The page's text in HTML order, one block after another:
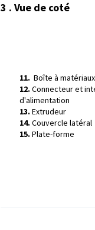
3 . Vue de coté
11. Boîte à matériaux
12. Connecteur et
d'alimentation
13. Extrudeur
14. Couvercle latéral
15. Plate-forme